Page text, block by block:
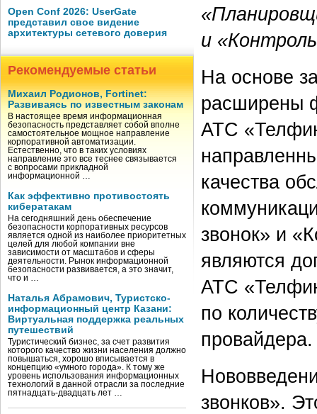
Open Conf 2026: UserGate
представил свое видение
архитектуры сетевого доверия
Рекомендуемые статьи
Михаил Родионов, Fortinet:
Развиваясь по известным законам
В настоящее время информационная
безопасность представляет собой вполне
самостоятельное мощное направление
корпоративной автоматизации.
Естественно, что в таких условиях
направление это все теснее связывается
с вопросами прикладной
информационной …
Как эффективно противостоять
кибератакам
На сегодняшний день обеспечение
безопасности корпоративных ресурсов
является одной из наиболее приоритетных
целей для любой компании вне
зависимости от масштабов и сферы
деятельности. Рынок информационной
безопасности развивается, а это значит,
что и …
Наталья Абрамович, Туристско-
информационный центр Казани:
Виртуальная поддержка реальных
путешествий
Туристический бизнес, за счет развития
которого качество жизни населения должно
повышаться, хорошо вписывается в
концепцию «умного города». К тому же
уровень использования информационных
технологий в данной отрасли за последние
пятнадцать-двадцать лет …
и
На основе
расширены
АТС
качества
звонок» и
являются
АТС
по
провайдера.
звонков».